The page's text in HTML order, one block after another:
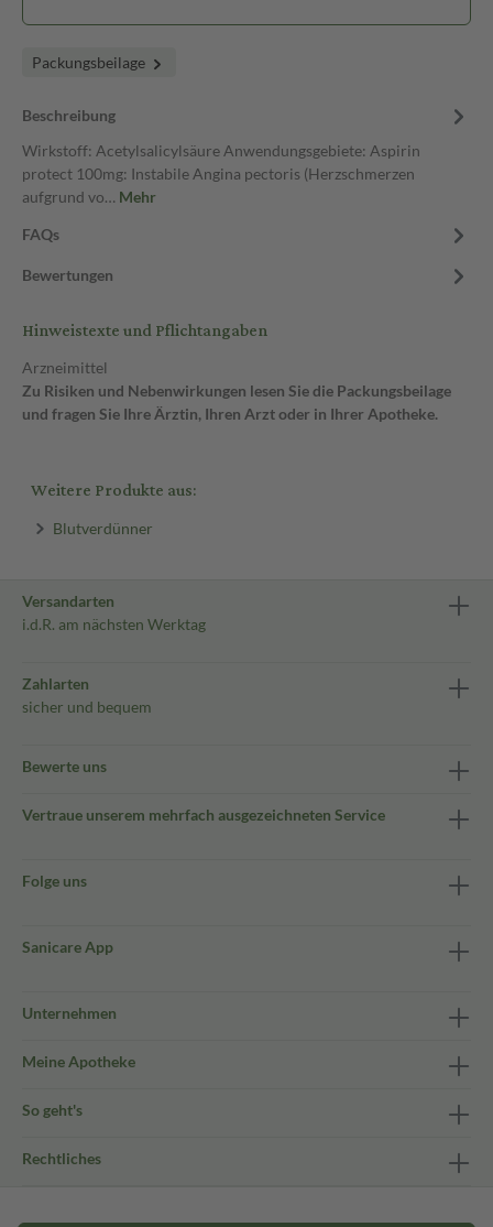
Packungsbeilage
Beschreibung
Wirkstoff: Acetylsalicylsäure Anwendungsgebiete: Aspirin
protect 100mg: Instabile Angina pectoris (Herzschmerzen
aufgrund vo… Mehr
FAQs
Bewertungen
Hinweistexte und Pflichtangaben
Arzneimittel
Zu Risiken und Nebenwirkungen lesen Sie die Packungsbeilage
und fragen Sie Ihre Ärztin, Ihren Arzt oder in Ihrer Apotheke.
Weitere Produkte aus:
Blutverdünner
Versandarten
i.d.R. am nächsten Werktag
Zahlarten
sicher und bequem
Bewerte uns
Vertraue unserem mehrfach ausgezeichneten Service
Folge uns
Sanicare App
Unternehmen
Meine Apotheke
So geht's
Rechtliches